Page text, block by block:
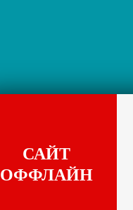
САЙТ
ОФФЛАЙН